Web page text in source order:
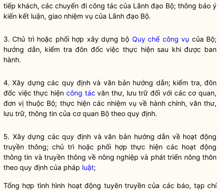
tiếp khách, các chuyến đi công tác của Lãnh đạo Bộ; thông báo ý
kiến kết luận, giao nhiệm vụ của Lãnh đạo Bộ.
3. Chủ trì hoặc phối hợp xây dựng bộ Quy chế công vụ của Bộ;
hướng dẫn, kiểm tra đôn đốc việc thực hiện sau khi được ban
hành.
4. Xây dựng các quy định và văn bản hướng dẫn; kiểm tra, đôn
đốc việc thực hiện công tác văn thư, lưu trữ đối với các cơ quan,
đơn vị thuộc Bộ; thực hiện các nhiệm vụ về hành chính, văn thư,
lưu trữ, thông tin của cơ quan Bộ theo quy định.
5. Xây dựng các quy định và văn bản hướng dẫn về hoạt động
truyền thông; chủ trì hoặc phối hợp thực hiện các hoạt động
thông tin và truyền thông về nông nghiệp và phát triển nông thôn
theo quy định của pháp luật;
Tổng hợp tình hình hoạt động tuyên truyền của các báo, tạp chí